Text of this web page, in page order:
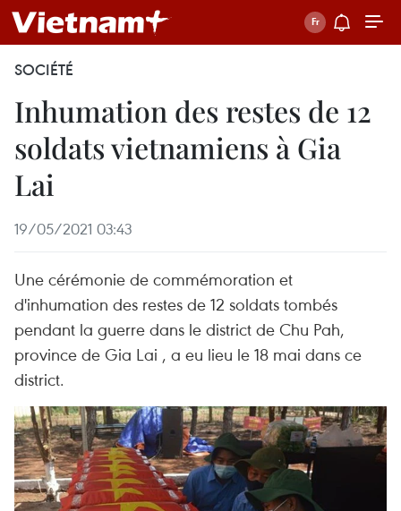
SOCIÉTÉ
Inhumation des restes de 12
soldats vietnamiens à Gia
Lai
19/05/2021 03:43
Une cérémonie de commémoration et
d'inhumation des restes de 12 soldats tombés
pendant la guerre dans le district de Chu Pah,
province de Gia Lai , a eu lieu le 18 mai dans ce
district.